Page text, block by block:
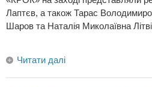
Лаптєв, а також Тарас
Шаров та Наталія Миколаївна
Читати далі